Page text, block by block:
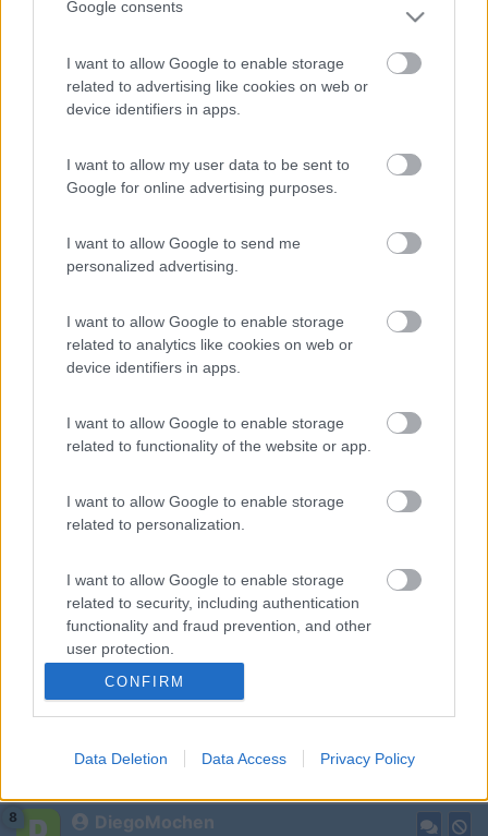
Google consents
I want to allow Google to enable storage
related to advertising like cookies on web or
device identifiers in apps.
I want to allow my user data to be sent to
Google for online advertising purposes.
I want to allow Google to send me
personalized advertising.
I want to allow Google to enable storage
related to analytics like cookies on web or
device identifiers in apps.
I want to allow Google to enable storage
related to functionality of the website or app.
I want to allow Google to enable storage
related to personalization.
I want to allow Google to enable storage
related to security, including authentication
functionality and fraud prevention, and other
user protection.
CONFIRM
Data Deletion Data Access Privacy Policy
grande sotto, quello cerchiato di rosso. Strano in effetti, che
abbiano riempitro troppo al precedente tagliando?
Inserito il30/07/2018 alle:12:51:36
non pare che eprda da lì, ma proprio dal tappo rotondo più grande sotto,
ho capito che perde dal tappo rotondo, prova a controllare il
livello olio cambio,non vorrei che qualcuno abbia messo l'olio da
lo so) se ci sia un paraolio che non tiene e che fa uscire l'olio dal
Modificato da morodirho il 30/07/2018 alle 12:53:45
8 DiegoMochen